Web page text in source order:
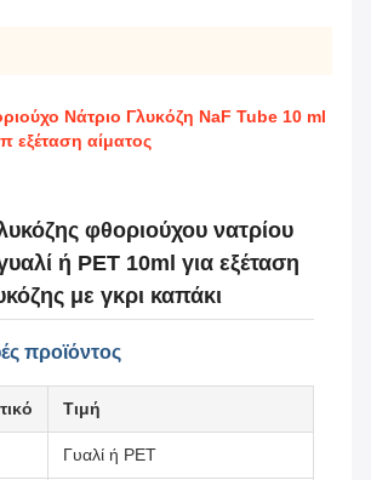
Νάτριο Γλυκόζη NaF Tube 10 ml
εξέταση αίματος
φθοριούχου νατρίου
ή PET 10ml για εξέταση
με γκρι καπάκι
προϊόντος
Τιμή
Γυαλί ή PET